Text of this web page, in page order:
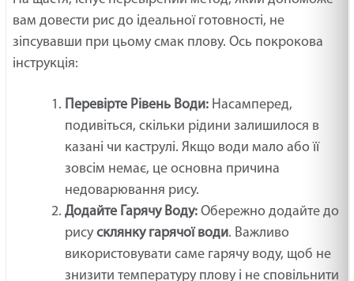
вам довести рис до ідеальної готовності, не
зіпсувавши при цьому смак плову. Ось покрокова
інструкція:
Перевірте Рівень Води: Насамперед,
подивіться, скільки рідини залишилося в
казані чи каструлі. Якщо води мало або її
зовсім немає, це основна причина
недоварювання рису.
Додайте Гарячу Воду: Обережно додайте до
рисусклянку гарячої води. Важливо
використовувати саме гарячу воду, щоб не
знизити температуру плову і не сповільнити